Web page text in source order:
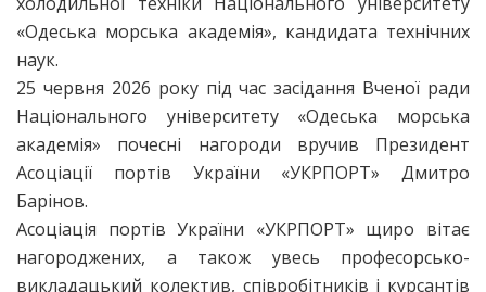
«Одеська морська академія», кандидата технічних
наук.
25 червня 2026 року під час засідання Вченої ради
Національного університету «Одеська морська
академія» почесні нагороди вручив Президент
Асоціації портів України «УКРПОРТ» Дмитро
Барінов.
Асоціація портів України «УКРПОРТ» щиро вітає
нагороджених, а також увесь професорсько-
викладацький колектив, співробітників і курсантів